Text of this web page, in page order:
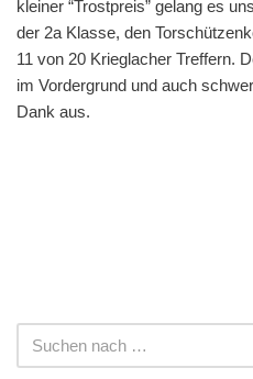
kleiner “Trostpreis” gelang es
der 2a Klasse, den
11 von 20 Krieglacher Treffern.
im Vordergrund und auch
Dank aus.